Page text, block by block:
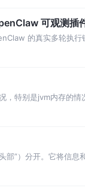
可观测插
的真实多轮执行
特别是jvm内存的
化，可以以一个统一
部”）分开。它将信息